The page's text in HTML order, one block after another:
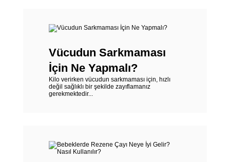
Vücudun Sarkmaması
İçin Ne Yapmalı?
Kilo verirken vücudun sarkmaması için, hızlı
değil sağlıklı bir şekilde zayıflamanız
gerekmektedir...